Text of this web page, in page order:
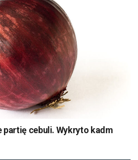
partię cebuli. Wykryto kadm